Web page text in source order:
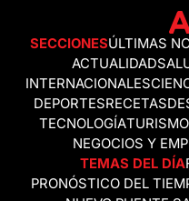
SECCIONESÚLTIMAS
ACTUALIDAD
INTERNACIONALES
DEPORTESRECETAS
TECNOLOGÍATURISMO
NEGOCIOS Y
TEMAS DEL DÍA
PRONÓSTICO DEL